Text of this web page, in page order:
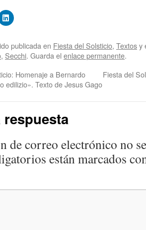
publicada en Fiesta del Solsticio, Textosy
, Secchi. Guarda el enlace permanente.
Homenaje a Bernardo
edilizio». Texto de Jesus Gago
Fiesta del
respuesta
de correo electrónico no
están marcados